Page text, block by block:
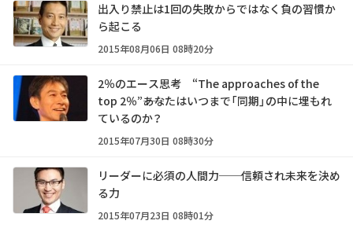
出入り禁止は1回の失敗からではなく負の習慣か
ら起こる
2015年08月06日 08時20分
2％のエース思考 “The approaches of the
top 2％”――あなたはいつまで「同期」の中に埋もれ
ているのか？
2015年07月30日 08時30分
リーダーに必須の人間力──信頼され未来を決め
る力
2015年07月23日 08時01分